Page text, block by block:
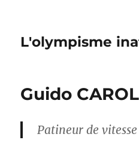
L'olympisme
Guido
Patineur de